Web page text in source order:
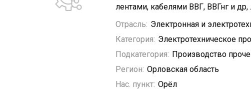
лентами, кабелями ВВГ, ВВГнг и
Отрасль: Электронная и
Категория: Электротехническое
Подкатегория: Производство
Регион: Орловская область
Нас. пункт: Орёл